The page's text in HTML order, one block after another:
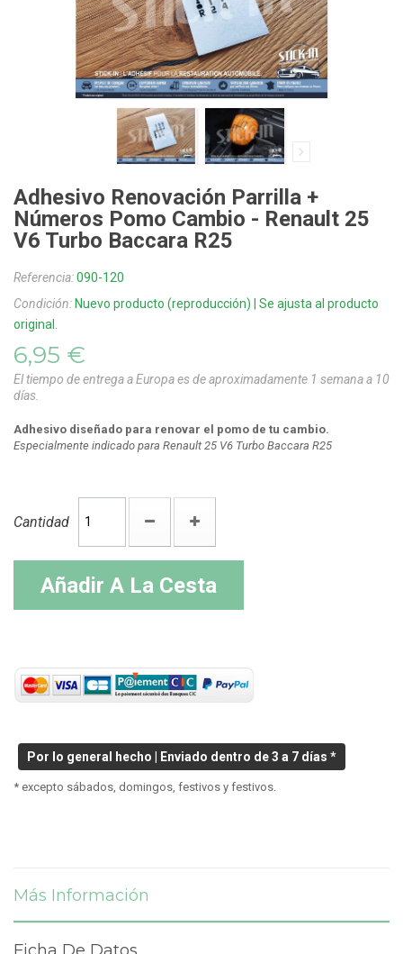
Adhesivo Renovación Parrilla +
Números Pomo Cambio - Renault 25
V6 Turbo Baccara R25
Referencia:090-120
Condición: Nuevo producto (reproducción) | Se ajusta al producto
original.
6,95 €
El tiempo de entrega a Europa es de aproximadamente 1 semana a 10
días.
Adhesivo diseñado para renovar el pomo de tu cambio.
Especialmente indicado para Renault 25 V6 Turbo Baccara R25
Cantidad
Añadir A La Cesta
Por lo general hecho | Enviado dentro de 3 a 7 días *
* excepto sábados, domingos, festivos y festivos.
Más Información